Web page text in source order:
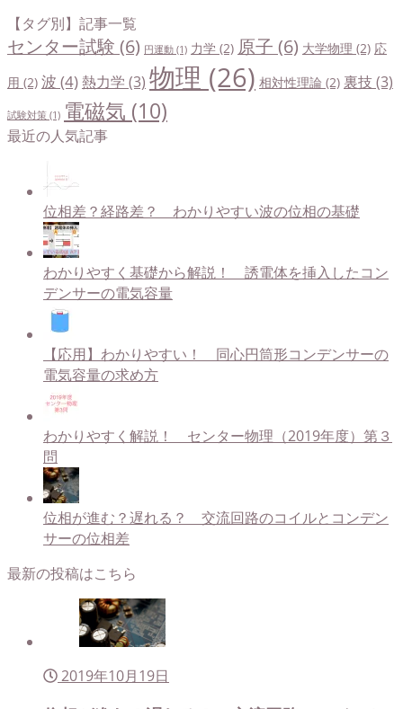
【タグ別】記事一覧
センター試験 (6) 円運動 (1) 力学 (2) 原子 (6) 大学物理 (2) 応
用 (2) 波 (4)熱力学 (3) 物理 (26) 相対性理論 (2) 裏技 (3)
試験対策 (1) 電磁気 (10)
最近の人気記事
位相差？経路差？ わかりやすい波の位相の基礎
わかりやすく基礎から解説！ 誘電体を挿入したコン
デンサーの電気容量
【応用】わかりやすい！ 同心円筒形コンデンサーの
電気容量の求め方
わかりやすく解説！ センター物理（2019年度）第３
問
位相が進む？遅れる？ 交流回路のコイルとコンデン
サーの位相差
最新の投稿はこちら
2019年10月19日